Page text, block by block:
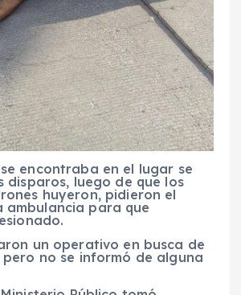
encontraba en el lugar se
disparos, luego de que los
huyeron, pidieron el
ambulancia para que
un operativo en busca de
no se informó de alguna